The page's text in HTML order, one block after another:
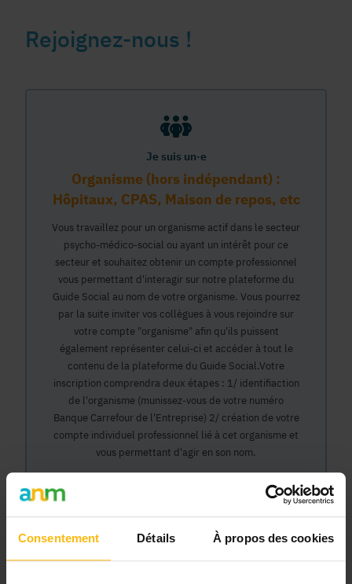
Consentement Détails À propos des cookies
Rejoignez-nous !
Je suis un·e
Organisme (hors indépendant) :
Hôpitaux, CPAS, Maison de repos, etc
Vous travaillez pour un organisme actif dans le secteur
psycho-médico-social ou ayant un intérêt pour ce
secteur et souhaitez obtenir un compte professionnel
vous permettant d'interagir sur notre plateforme du
Guide Social au nom de votre organisme. Vous pourrez
par la suite inviter vos collègues à vous rejoindre sur
votre compte "organisme" afin qu'ils puissent
également représenter celui-ci et accéder à tout le
contenu de la plateforme du Guide Social.Votre
inscription comprendra deux étapes : 1/ identifiaction
de l'organisme (munissez-vous de votre numéro
Banque Carrefour de l'Entreprise) 2/ création de votre
compte individuel professionnel lié à cet organisme et
vous permettant d'agir en son nom.